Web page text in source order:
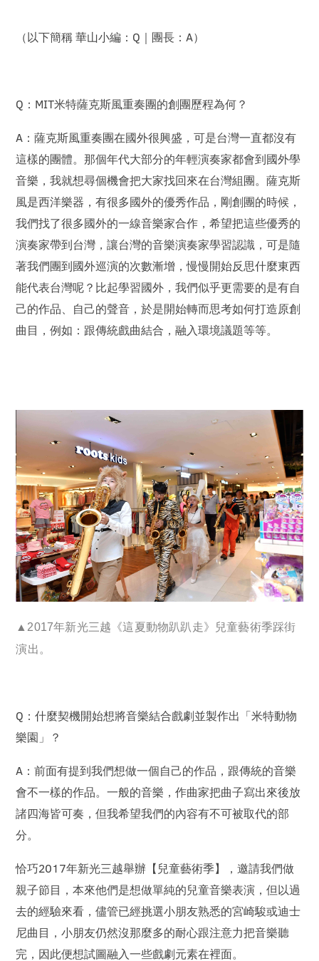
（以下簡稱 華山小編：Q｜團長：A）
Q：MIT米特薩克斯風重奏團的創團歷程為何？
A：薩克斯風重奏團在國外很興盛，可是台灣一直都沒有
這樣的團體。那個年代大部分的年輕演奏家都會到國外學
音樂，我就想尋個機會把大家找回來在台灣組團。薩克斯
風是西洋樂器，有很多國外的優秀作品，剛創團的時候，
我們找了很多國外的一線音樂家合作，希望把這些優秀的
演奏家帶到台灣，讓台灣的音樂演奏家學習認識，可是隨
著我們團到國外巡演的次數漸增，慢慢開始反思什麼東西
能代表台灣呢？比起學習國外，我們似乎更需要的是有自
己的作品、自己的聲音，於是開始轉而思考如何打造原創
曲目，例如：跟傳統戲曲結合，融入環境議題等等。
▲ 2017年新光三越《這夏動物趴趴走》兒童藝術季踩街
演出。
Q：什麼契機開始想將音樂結合戲劇並製作出「米特動物
樂園」？
A：前面有提到我們想做一個自己的作品，跟傳統的音樂
會不一樣的作品。一般的音樂，作曲家把曲子寫出來後放
諸四海皆可奏，但我希望我們的內容有不可被取代的部
分。
恰巧2017年新光三越舉辦【兒童藝術季】，邀請我們做
親子節目，本來他們是想做單純的兒童音樂表演，但以過
去的經驗來看，儘管已經挑選小朋友熟悉的宮崎駿或迪士
尼曲目，小朋友仍然沒那麼多的耐心跟注意力把音樂聽
完，因此便想試圖融入一些戲劇元素在裡面。